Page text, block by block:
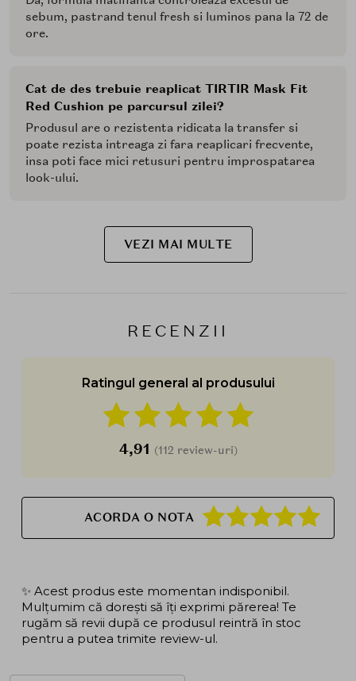
sebum, pastrand tenul fresh si luminos pana la 72 de
ore.
Cat de des trebuie reaplicat TIRTIR Mask Fit
Red Cushion pe parcursul zilei?
Produsul are o rezistenta ridicata la transfer si
poate rezista intreaga zi fara reaplicari frecvente,
insa poti face mici retusuri pentru improspatarea
look-ului.
VEZI MAI MULTE
RECENZII
Ratingul general al produsului
4,91 (112 review-uri)
ACORDA O NOTA
✨ Acest produs este momentan indisponibil.
Mulțumim că dorești să îți exprimi părerea! Te
rugăm să revii după ce produsul reintră în stoc
pentru a putea trimite review-ul.